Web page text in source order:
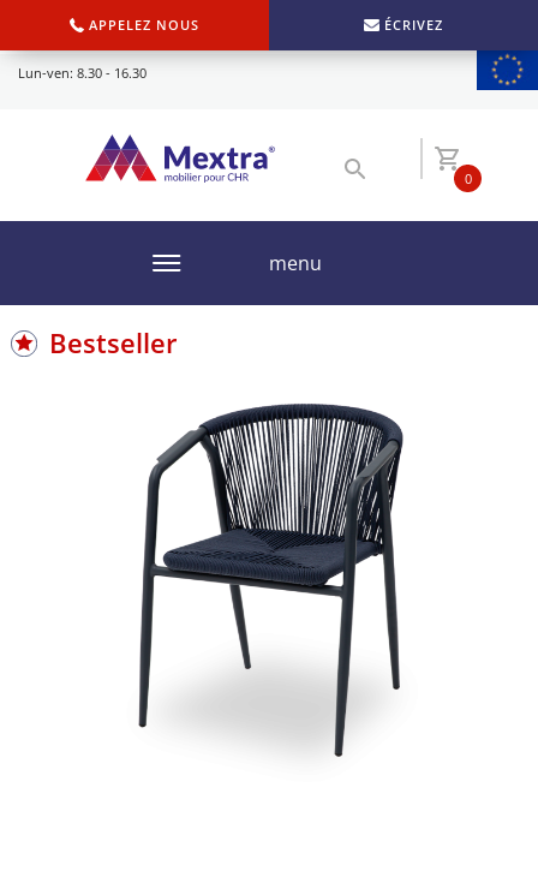
APPELEZ NOUS ÉCRIVEZ
Lun-ven: 8.30 - 16.30
0
menu
Bestseller